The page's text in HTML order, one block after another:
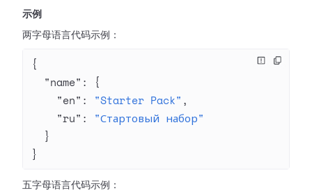
示例
两字母语言代码示例：
{
  "name"
: {
    "en"
: "Starter Pack" ,
    "ru"
: "Стартовый набор"
  }
}
五字母语言代码示例：